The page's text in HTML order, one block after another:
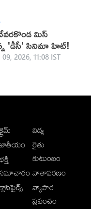
మిస్
'డీసీ' సినిమా హిట్!
2026, 11:08 IST
విద్య
రైతు
కుటుంబం
వాతావరణం
వ్యాపార
ప్రపంచం